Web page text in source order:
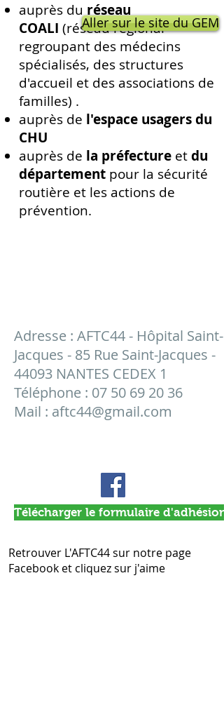
auprès du réseau
COALI (réseau régional
regroupant des médecins
spécialisés, des structures
d'accueil et des associations de
familles) .
auprès de l'espace usagers du
CHU
auprès de la préfecture etdu
département pour la sécurité
routière et les actions de
prévention.
Aller sur le site du GEM
Adresse : AFTC44 - Hôpital Saint-
Jacques - 85 Rue Saint-Jacques -
44093 NANTES CEDEX 1
Téléphone : 07 50 69 20 36
Mail : aftc44@gmail.com
Télécharger le formulaire
Retrouver L'AFTC44 sur notre page
Facebook et cliquez sur j'aime